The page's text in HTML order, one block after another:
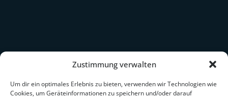
Zustimmung verwalten
Um dir ein optimales Erlebnis zu bieten, verwenden wir Technologien wie
Cookies, um Geräteinformationen zu speichern und/oder darauf
Erfahrt mehr über
IBF-Boxweltmeisterin im Federgewicht
Über Nina